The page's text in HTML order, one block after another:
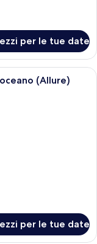
per le tue date
camera d'hotel con
(Allure)
per le tue date